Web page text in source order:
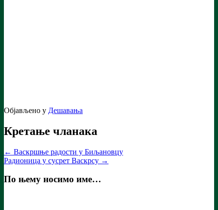
Објављено у Дешавања
Кретање чланака
← Васкршње радости у Биљановцу
Радионица у сусрет Васкрсу →
По њему носимо име…